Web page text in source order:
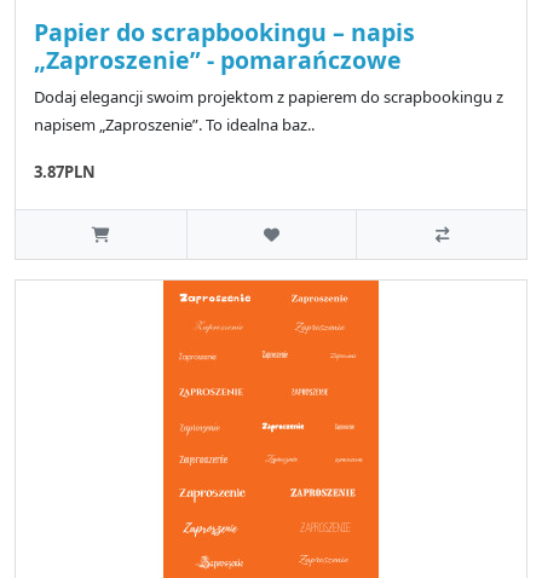
Papier do scrapbookingu – napis
„Zaproszenie” - pomarańczowe
Dodaj elegancji swoim projektom z papierem do scrapbookingu z
napisem „Zaproszenie”. To idealna baz..
3.87PLN